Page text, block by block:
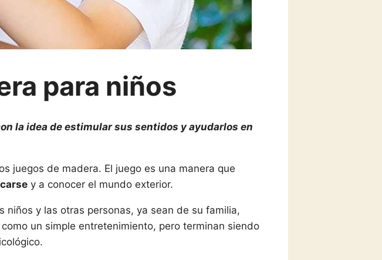
para niños
la idea de estimular sus sentidos y ayudarlos en
juegos de madera. El juego es una manera que
y a conocer el mundo exterior.
y las otras personas, ya sean de su familia,
un simple entretenimiento, pero terminan siendo